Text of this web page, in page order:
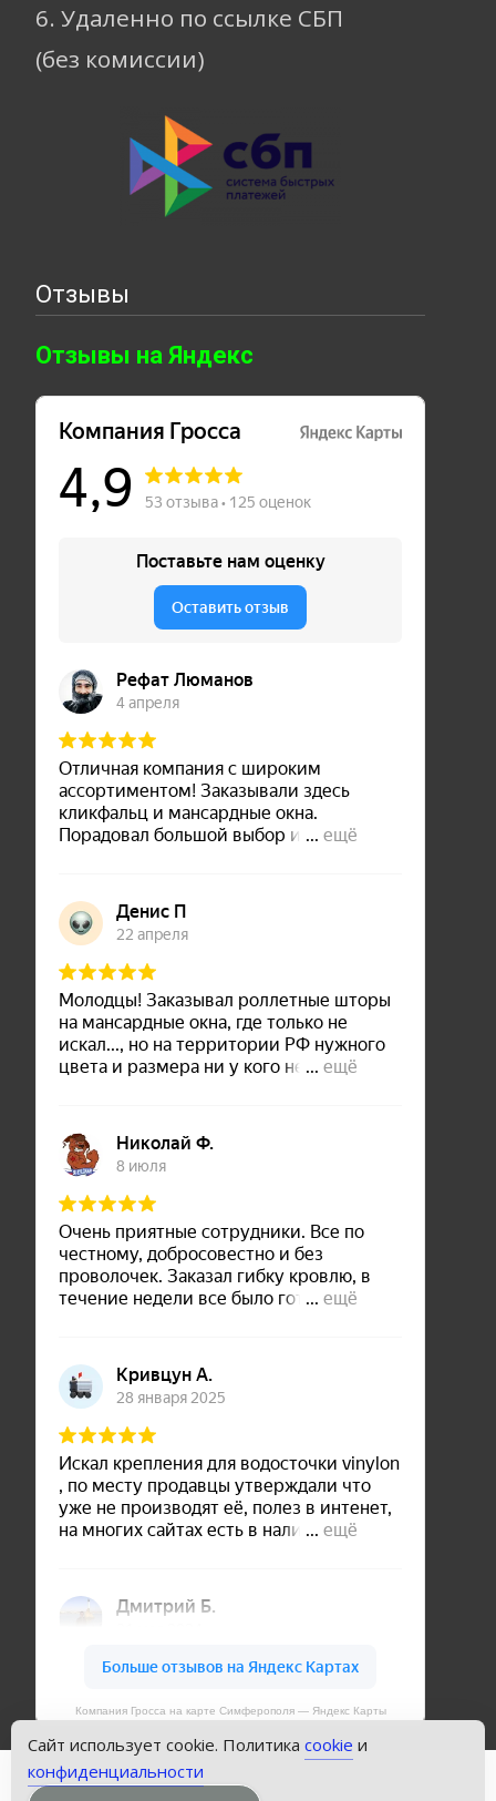
6. Удаленно по ссылке СБП
(без комиссии)
Отзывы
Отзывы на Яндекс
Компания Гросса на карте Симферополя — Яндекс Карты
Copyright © Кровли Симферополя
Сайт использует cookie. Политика cookie и
конфиденциальности